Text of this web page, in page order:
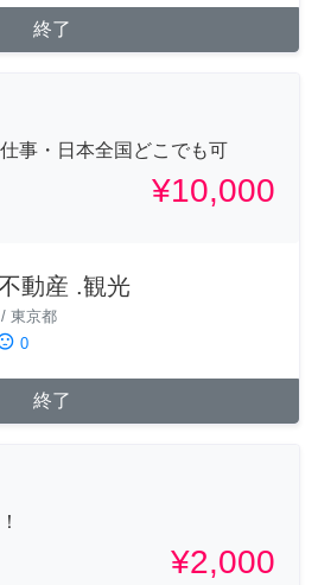
終了
事・日本全国どこでも可
¥10,000
動産 .観光
/ 東京都
0
終了
¥2,000